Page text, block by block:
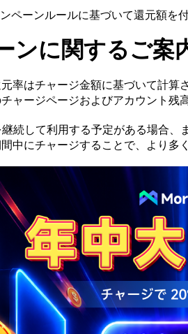
ペーンルールに基づいて還元額を
ンに関するご案
率はチャージ金額に基づいて計
ャージページおよびアカウント残
続して利用する予定がある場合、
中にチャージすることで、より多